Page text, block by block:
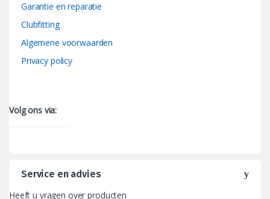
Garantie en reparatie
Clubfitting
Algemene voorwaarden
Privacy policy
Volg ons via:
Service en advies
Heeft u vragen over producten